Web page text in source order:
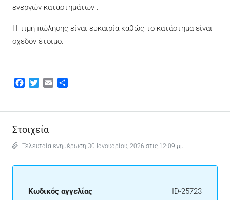
ενεργών καταστημάτων .
Η τιμή πώλησης είναι ευκαιρία καθώς το κατάστημα είναι
σχεδόν έτοιμο.
Facebook
TwitterEmail
Στοιχεία
Τελευταία ενημέρωση 30 Ιανουαρίου, 2026 στις 12:09 μμ
Κωδικός αγγελίας ID-25723